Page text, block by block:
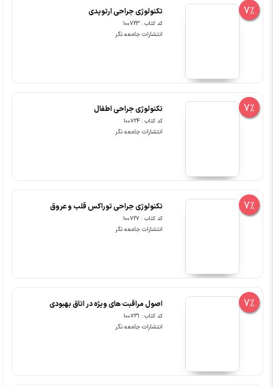
7% تکنولوژی جراحی ارتوپدی
کد کتاب : 100723
انتشارات جامعه نگر
7% تکنولوژی جراحی اطفال
کد کتاب : 100724
انتشارات جامعه نگر
7% تکنولوژی جراحی توراکس قلب و عروق
کد کتاب : 100727
انتشارات جامعه نگر
7% اصول مراقبت های ویژه در اتاق بهبودی
کد کتاب : 100731
انتشارات جامعه نگر